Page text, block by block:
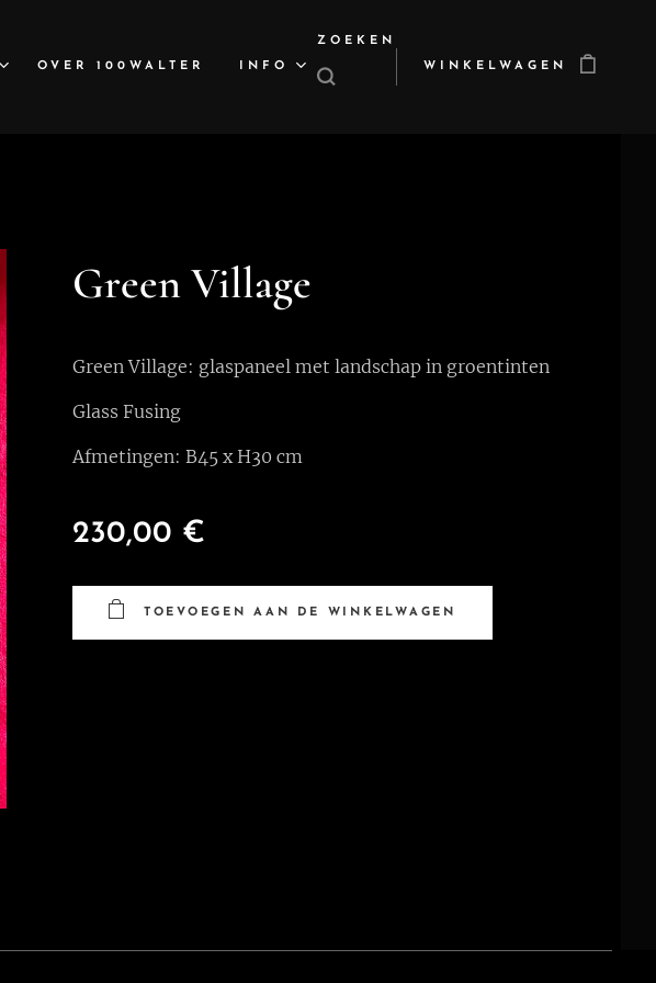
OVER 100WALTER INFO
ZOEKEN
WINKELWAGEN
Green Village
Green Village: glaspaneel met landschap in groentinten
Glass Fusing
Afmetingen: B45 x H30 cm
230,00 €
TOEVOEGEN AAN DE WINKELWAGEN